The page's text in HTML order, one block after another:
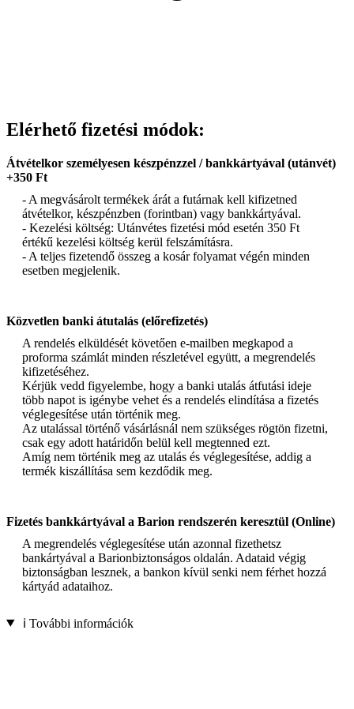
Elérhető fizetési módok:
Átvételkor személyesen készpénzzel / bankkártyával (utánvét)
+350 Ft
- A megvásárolt termékek árát a futárnak kell kifizetned
átvételkor, készpénzben (forintban) vagy bankkártyával.
- Kezelési költség: Utánvétes fizetési mód esetén 350 Ft
értékű kezelési költség kerül felszámításra.
- A teljes fizetendő összeg a kosár folyamat végén minden
esetben megjelenik.
Közvetlen banki átutalás (előrefizetés)
A rendelés elküldését követően e-mailben megkapod a
proforma számlát minden részletével együtt, a megrendelés
kifizetéséhez.
Kérjük vedd figyelembe, hogy a banki utalás átfutási ideje
több napot is igénybe vehet és a rendelés elindítása a fizetés
véglegesítése után történik meg.
Az utalással történő vásárlásnál nem szükséges rögtön fizetni,
csak egy adott határidőn belül kell megtenned ezt.
Amíg nem történik meg az utalás és véglegesítése, addig a
termék kiszállítása sem kezdődik meg.
Fizetés bankkártyával a Barion rendszerén keresztül (Online)
A megrendelés véglegesítése után azonnal fizethetsz
bankártyával a Barionbiztonságos oldalán. Adataid végig
biztonságban lesznek, a bankon kívül senki nem férhet hozzá
kártyád adataihoz.
ℹ️ További információk